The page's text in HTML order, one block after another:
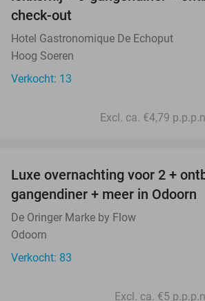
check-out
Hotel Gastronomique De Echoput
Hoog Soeren
Verkocht: 13
Excl. ca. €4,79
Luxe overnachting voor 2 +
gangendiner + meer in Odoorn
De Oringer Marke by Flow
Odoorn
Verkocht: 83
Excl. ca. €5